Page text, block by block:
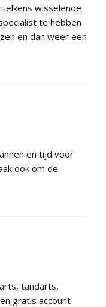
wisselende
te hebben
en dan weer een
en tijd voor
ook om de
tandarts,
gratis account